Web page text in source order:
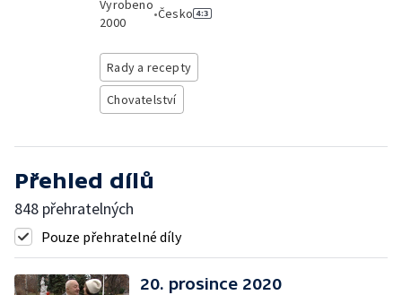
Vyrobeno
2000
•Česko
Rady a recepty
Chovatelství
Přehled dílů
848 přehratelných
Pouze přehratelné díly
20. prosince 2020